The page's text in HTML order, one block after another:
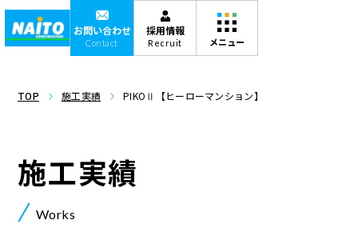
お問い合わせ
Contact
採用情報
Recruit
TOP 施工実績 PIKOⅡ【ヒーローマンション】
Works
施工実績